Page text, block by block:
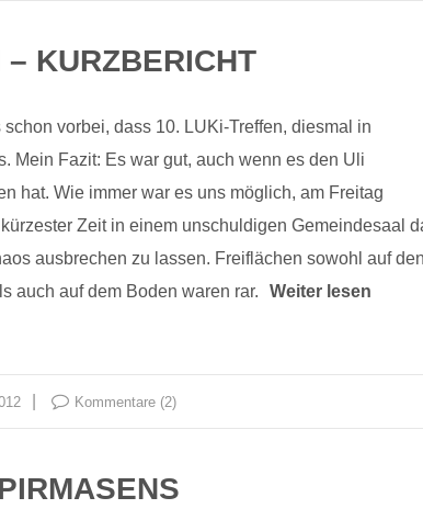
KURZBERICHT
schon vorbei, dass 10. LUKi-Treffen, diesmal in
Mein Fazit: Es war gut, auch wenn es den Uli
hat. Wie immer war es uns möglich, am Freitag
Zeit in einem unschuldigen Gemeindesaal
ausbrechen zu lassen. Freiflächen sowohl auf
auch auf dem Boden waren rar.
Weiter lesen
Kommentare (2)